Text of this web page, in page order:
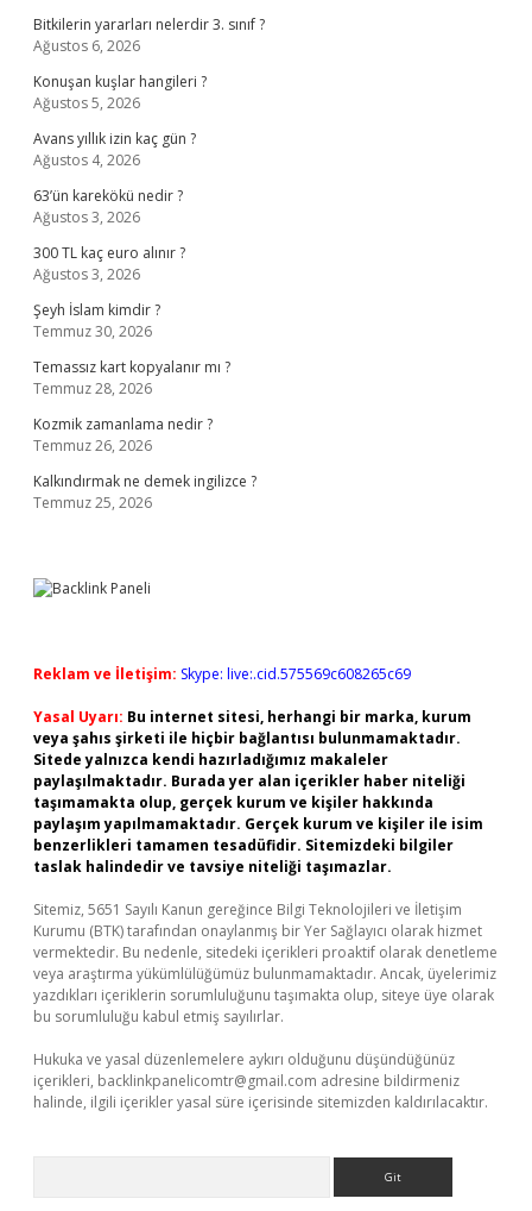
Bitkilerin yararları nelerdir 3. sınıf ?
Ağustos 6, 2026
Konuşan kuşlar hangileri ?
Ağustos 5, 2026
Avans yıllık izin kaç gün ?
Ağustos 4, 2026
63’ün karekökü nedir ?
Ağustos 3, 2026
300 TL kaç euro alınır ?
Ağustos 3, 2026
Şeyh İslam kimdir ?
Temmuz 30, 2026
Temassız kart kopyalanır mı ?
Temmuz 28, 2026
Kozmik zamanlama nedir ?
Temmuz 26, 2026
Kalkındırmak ne demek ingilizce ?
Temmuz 25, 2026
Reklam ve İletişim: Skype: live:.cid.575569c608265c69
Yasal Uyarı: Bu internet sitesi, herhangi bir marka, kurum
veya şahıs şirketi ile hiçbir bağlantısı bulunmamaktadır.
Sitede yalnızca kendi hazırladığımız makaleler
paylaşılmaktadır. Burada yer alan içerikler haber niteliği
taşımamakta olup, gerçek kurum ve kişiler hakkında
paylaşım yapılmamaktadır. Gerçek kurum ve kişiler ile isim
benzerlikleri tamamen tesadüfidir. Sitemizdeki bilgiler
taslak halindedir ve tavsiye niteliği taşımazlar.
Sitemiz, 5651 Sayılı Kanun gereğince Bilgi Teknolojileri ve İletişim
Kurumu (BTK) tarafından onaylanmış bir Yer Sağlayıcı olarak hizmet
vermektedir. Bu nedenle, sitedeki içerikleri proaktif olarak denetleme
veya araştırma yükümlülüğümüz bulunmamaktadır. Ancak, üyelerimiz
yazdıkları içeriklerin sorumluluğunu taşımakta olup, siteye üye olarak
bu sorumluluğu kabul etmiş sayılırlar.
Hukuka ve yasal düzenlemelere aykırı olduğunu düşündüğünüz
içerikleri, backlinkpanelicomtr@gmail.com adresine bildirmeniz
halinde, ilgili içerikler yasal süre içerisinde sitemizden kaldırılacaktır.